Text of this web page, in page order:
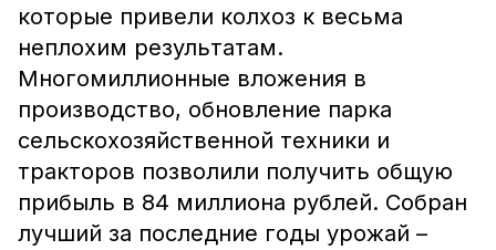
которые привели колхоз к весьма
неплохим результатам.
Многомиллионные вложения в
производство, обновление парка
сельскохозяйственной техники и
тракторов позволили получить общую
прибыль в 84 миллиона рублей. Собран
лучший за последние годы урожай –